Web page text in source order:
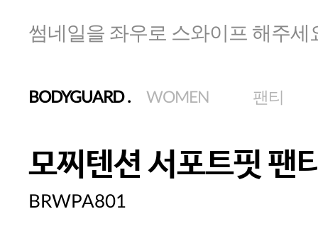
썸네일을 좌우로 스와이프 해주세
BODYGUARD. WOMEN 팬티
모찌텐션 서포트핏 팬
BRWPA801